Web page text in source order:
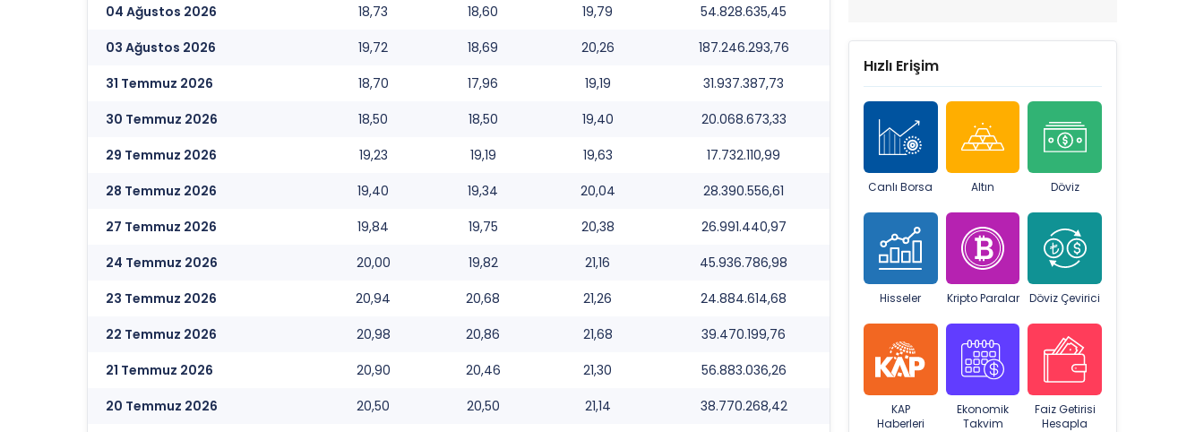
04 Ağustos 2026
18,73 18,60 19,79
54.828.635,45
03 Ağustos 2026
19,72 18,69 20,26
187.246.293,76
31 Temmuz 2026
18,70 17,96 19,19
31.937.387,73
30 Temmuz 2026
18,50 18,50 19,40
20.068.673,33
29 Temmuz 2026
19,23 19,19 19,63
17.732.110,99
28 Temmuz 2026
19,40 19,34 20,04
28.390.556,61
27 Temmuz 2026
19,84 19,75 20,38
26.991.440,97
24 Temmuz 2026
20,00 19,82 21,16
45.936.786,98
23 Temmuz 2026
20,94 20,68 21,26
24.884.614,68
22 Temmuz 2026
20,98 20,86 21,68
39.470.199,76
21 Temmuz 2026
20,90 20,46 21,30
56.883.036,26
20 Temmuz 2026
20,50 20,50 21,14
38.770.268,42
Hızlı Erişim
Canlı Borsa Altın Döviz
Hisseler Kripto Paralar Döviz Çevirici
KAP
Haberleri
Ekonomik
Takvim
Faiz Getirisi
Hesapla